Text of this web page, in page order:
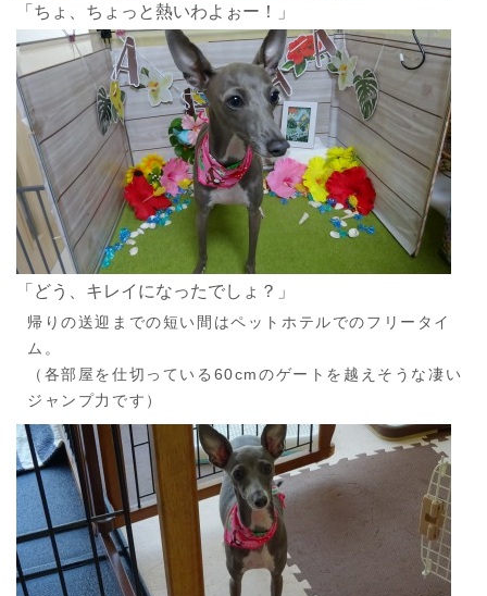
「ちょ、ちょっと熱いわよぉー！」
「どう、キレイになったでしょ？」
帰りの送迎までの短い間はペットホテルでのフリータイ
ム。
（各部屋を仕切っている60cmのゲートを越えそうな凄い
ジャンプ力です）